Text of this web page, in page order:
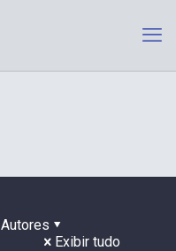
Autores
Exibir tudo